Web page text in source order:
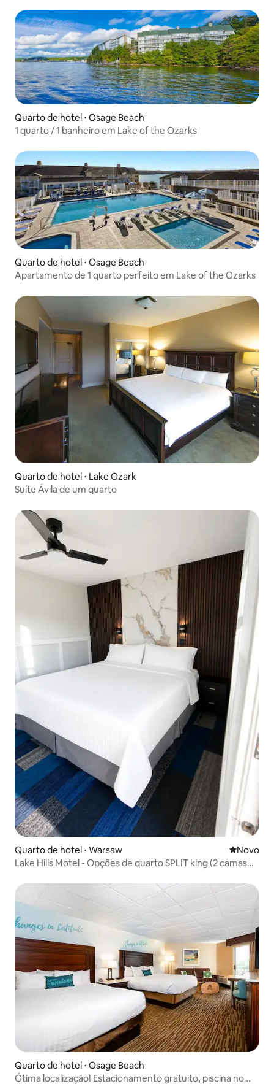
Quarto de hotel ⋅ Osage Beach
1 quarto / 1 banheiro em Lake of the Ozarks
Quarto de hotel ⋅ Osage Beach
Apartamento de 1 quarto perfeito em Lake of the Ozarks
Quarto de hotel ⋅ Lake Ozark
Suíte Ávila de um quarto
Quarto de hotel ⋅ Warsaw Novo
Novo
Lake Hills Motel - Opções de quarto SPLIT king (2 camas
Quarto de hotel ⋅ Osage Beach
Ótima localização! Estacionamento gratuito, piscina no